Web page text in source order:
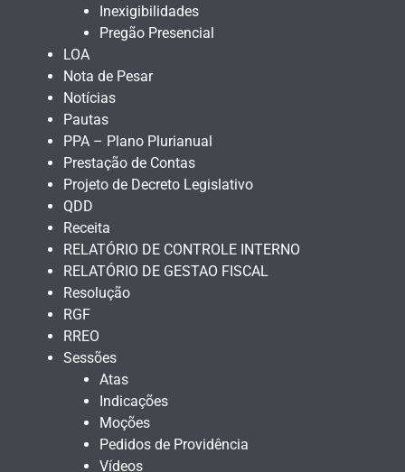
Inexigibilidades
Pregão Presencial
LOA
Nota de Pesar
Notícias
Pautas
PPA – Plano Plurianual
Prestação de Contas
Projeto de Decreto Legislativo
QDD
Receita
RELATÓRIO DE CONTROLE INTERNO
RELATÓRIO DE GESTAO FISCAL
Resolução
RGF
RREO
Sessões
Atas
Indicações
Moções
Pedidos de Providência
Vídeos